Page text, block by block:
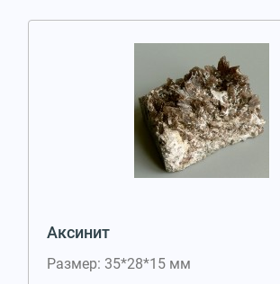
Аксинит
Размер: 35*28*15 мм